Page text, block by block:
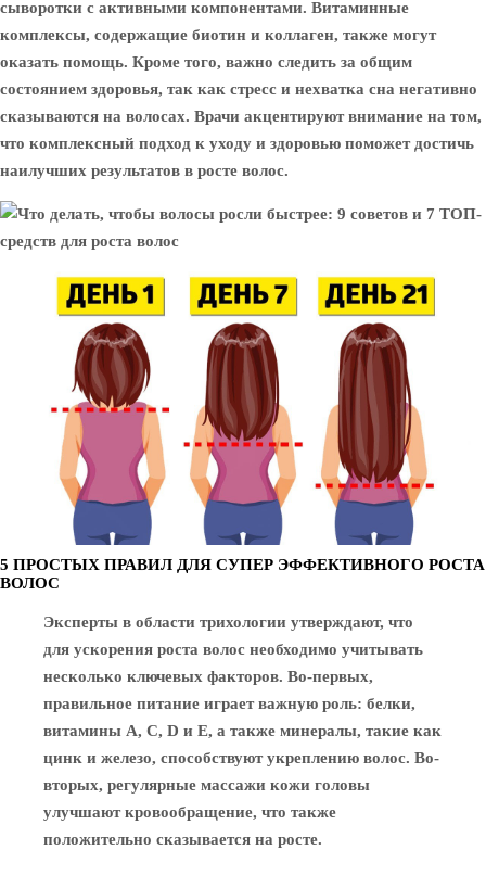
сыворотки с активными компонентами. Витаминные
комплексы, содержащие биотин и коллаген, также могут
оказать помощь. Кроме того, важно следить за общим
состоянием здоровья, так как стресс и нехватка сна негативно
сказываются на волосах. Врачи акцентируют внимание на том,
что комплексный подход к уходу и здоровью поможет достичь
наилучших результатов в росте волос.
5 ПРОСТЫХ ПРАВИЛ ДЛЯ СУПЕР ЭФФЕКТИВНОГО РОСТА
ВОЛОС
Эксперты в области трихологии утверждают, что
для ускорения роста волос необходимо учитывать
несколько ключевых факторов. Во-первых,
правильное питание играет важную роль: белки,
витамины A, C, D и E, а также минералы, такие как
цинк и железо, способствуют укреплению волос. Во-
вторых, регулярные массажи кожи головы
улучшают кровообращение, что также
положительно сказывается на росте.